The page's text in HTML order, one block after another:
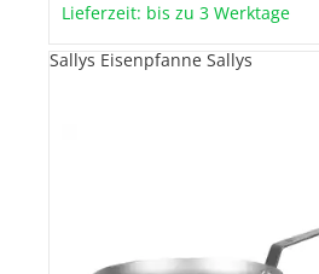
Lieferzeit: bis zu 3 Werktage
Sallys Eisenpfanne Sallys